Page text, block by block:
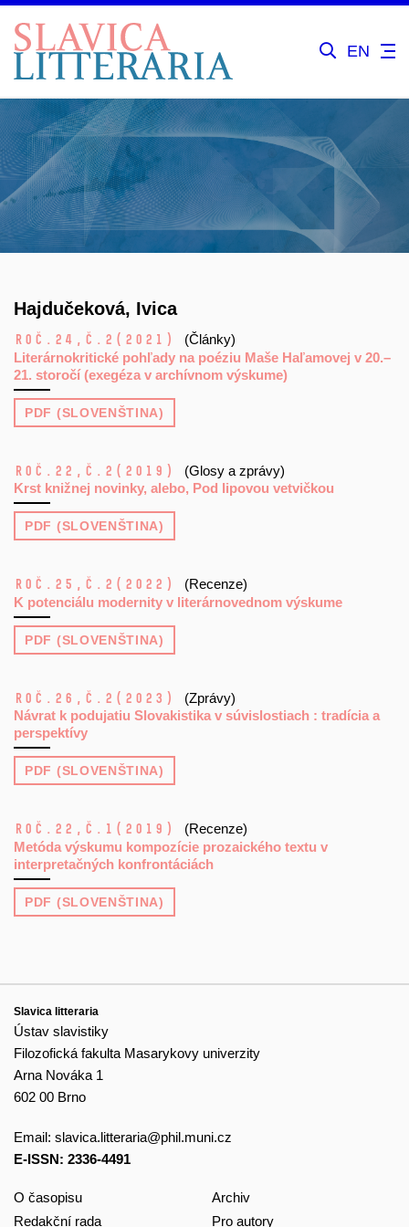
EN
Hajdučeková, Ivica
Roč.24, č.2 (2021)
(Články)
Literárnokritické pohľady na poéziu Maše Haľamovej v 20.–
21. storočí (exegéza v archívnom výskume)
PDF (SLOVENŠTINA)
Roč.22, č.2 (2019)
(Glosy a zprávy)
Krst knižnej novinky, alebo, Pod lipovou vetvičkou
PDF (SLOVENŠTINA)
Roč.25, č.2 (2022)
(Recenze)
K potenciálu modernity v literárnovednom výskume
PDF (SLOVENŠTINA)
Roč.26, č.2 (2023)
(Zprávy)
Návrat k podujatiu Slovakistika v súvislostiach : tradícia a
perspektívy
PDF (SLOVENŠTINA)
Roč.22, č.1 (2019)
(Recenze)
Metóda výskumu kompozície prozaického textu v
interpretačných konfrontáciách
PDF (SLOVENŠTINA)
Slavica litteraria
Ústav slavistiky
Filozofická fakulta Masarykovy univerzity
Arna Nováka 1
602 00 Brno
Email: slavica.litteraria@phil.muni.cz
E-ISSN: 2336-4491
O časopisu
Redakční rada
Archiv
Pro autory